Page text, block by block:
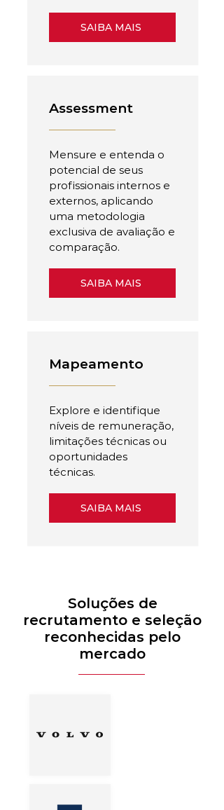
SAIBA MAIS
Assessment
Mensure e entenda o
potencial de seus
profissionais internos e
externos, aplicando
uma metodologia
exclusiva de avaliação e
comparação.
SAIBA MAIS
Mapeamento
Explore e identifique
níveis de remuneração,
limitações técnicas ou
oportunidades
técnicas.
SAIBA MAIS
Soluções de
recrutamento e seleção
reconhecidas pelo
mercado